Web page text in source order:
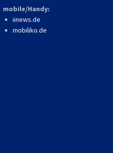
mobile/Handy:
iinews.de
mobiliko.de